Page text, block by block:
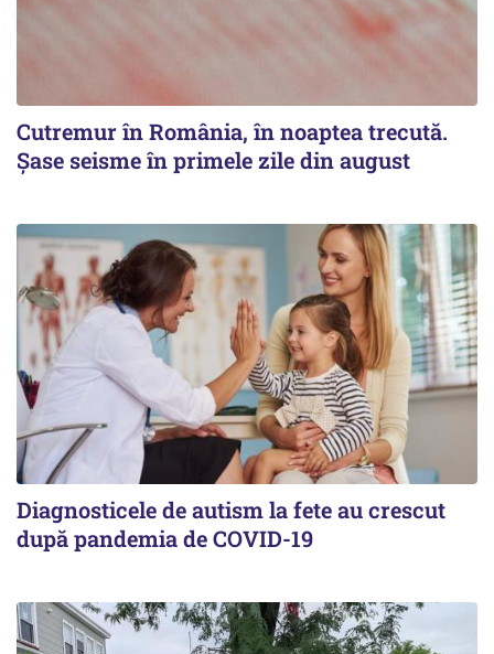
Cutremur în România, în noaptea trecută.
Șase seisme în primele zile din august
Diagnosticele de autism la fete au crescut
după pandemia de COVID-19